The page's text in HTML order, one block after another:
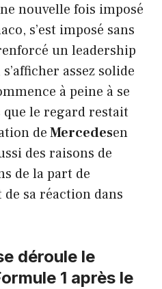
nouvelle fois imposé
s’est imposé sans
un leadership
assez solide
à peine à se
le regard restait
deMercedesen
des raisons de
de la part de
sa réaction dans
déroule le
1 après le